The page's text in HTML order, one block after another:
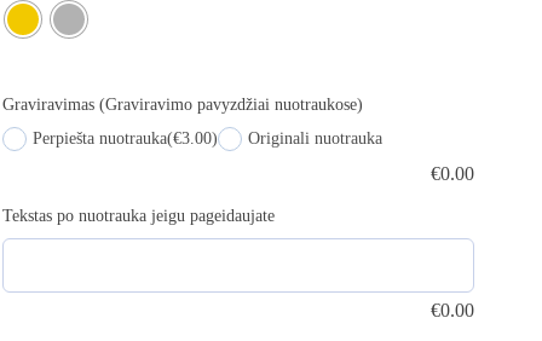
Graviravimas (Graviravimo pavyzdžiai nuotraukose)
Perpiešta nuotrauka(€3.00) Originali nuotrauka
€0.00
Tekstas po nuotrauka jeigu pageidaujate
€0.00